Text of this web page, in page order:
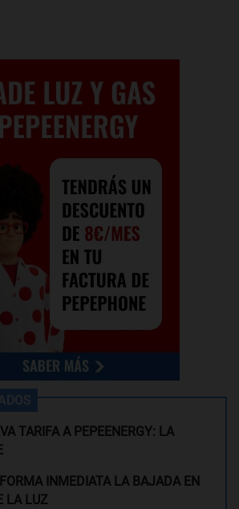
TARIFA A PEPEENERGY: LA
INMEDIATA LA BAJADA EN
LA LUZ